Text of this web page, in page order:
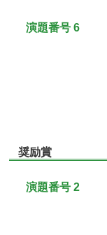
演題番号 6
奨励賞
演題番号 2